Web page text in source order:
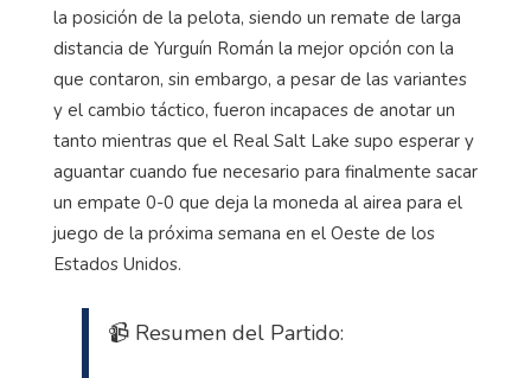
la posición de la pelota, siendo un remate de larga
distancia de Yurguín Román la mejor opción con la
que contaron, sin embargo, a pesar de las variantes
y el cambio táctico, fueron incapaces de anotar un
tanto mientras que el Real Salt Lake supo esperar y
aguantar cuando fue necesario para finalmente sacar
un empate 0-0 que deja la moneda al airea para el
juego de la próxima semana en el Oeste de los
Estados Unidos.
📹 Resumen del Partido: